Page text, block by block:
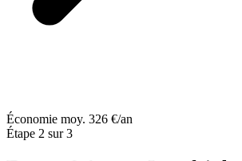
Économie moy. 326 €/an
Étape 2 sur 3